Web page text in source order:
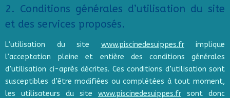
2. Conditions générales d’utilisation du site
et des services proposés.
L’utilisation du site www.piscinedesuippes.frimplique
l’acceptation pleine et entière des conditions générales
d’utilisation ci-après décrites. Ces conditions d’utilisation sont
susceptibles d’être modifiées ou complétées à tout moment,
les utilisateurs du site www.piscinedesuippes.fr sont donc